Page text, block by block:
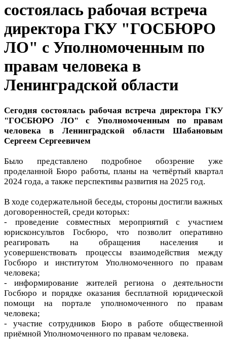
состоялась рабочая встреча
директора ГКУ "ГОСБЮРО
ЛО" с Уполномоченным по
правам человека в
Ленинградской области
Сегодня состоялась рабочая встреча директора ГКУ
"ГОСБЮРО ЛО" с Уполномоченным по правам
человека в Ленинградской области Шабановым
Сергеем Сергеевичем
Было представлено подробное обозрение уже
проделанной Бюро работы, планы на четвёртый квартал
2024 года, а также перспективы развития на 2025 год.
В ходе содержательной беседы, стороны достигли важных
договоренностей, среди которых:
- проведение совместных мероприятий с участием
юрисконсультов Госбюро, что позволит оперативно
реагировать на обращения населения и
усовершенствовать процессы взаимодействия между
Госбюро и институтом Уполномоченного по правам
человека;
- информирование жителей региона о деятельности
Госбюро и порядке оказания бесплатной юридической
помощи на портале уполномоченного по правам
человека;
- участие сотрудников Бюро в работе общественной
приёмной Уполномоченного по правам человека.